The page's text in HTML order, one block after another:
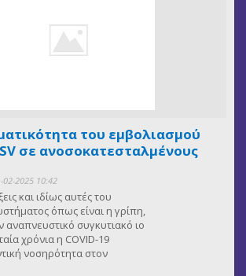
του εμβολιασμού
σε ανοσοκατεσταλμένους
02-2025 10:42
και ιδίως αυτές του
όπως είναι η γρίπη,
συγκυτιακό ιο
χρόνια η COVID-19
νοσηρότητα στον